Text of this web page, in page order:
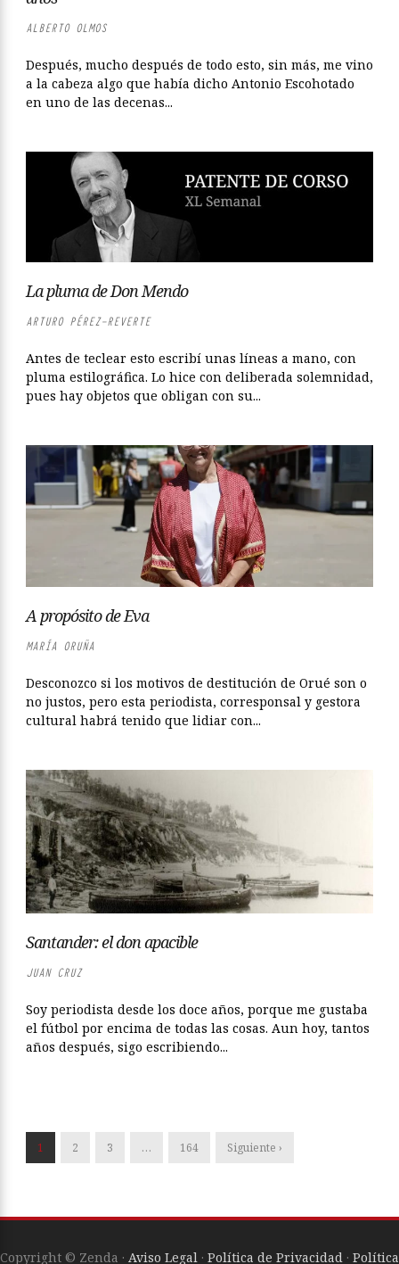
ALBERTO OLMOS
Después, mucho después de todo esto, sin más, me vino
a la cabeza algo que había dicho Antonio Escohotado
en uno de las decenas...
La pluma de Don Mendo
ARTURO PÉREZ-REVERTE
Antes de teclear esto escribí unas líneas a mano, con
pluma estilográfica. Lo hice con deliberada solemnidad,
pues hay objetos que obligan con su...
A propósito de Eva
MARÍA ORUÑA
Desconozco si los motivos de destitución de Orué son o
no justos, pero esta periodista, corresponsal y gestora
cultural habrá tenido que lidiar con...
Santander: el don apacible
JUAN CRUZ
Soy periodista desde los doce años, porque me gustaba
el fútbol por encima de todas las cosas. Aun hoy, tantos
años después, sigo escribiendo...
1 2 3 … 164 Siguiente ›
Copyright © Zenda · Aviso Legal · Política de Privacidad · Política